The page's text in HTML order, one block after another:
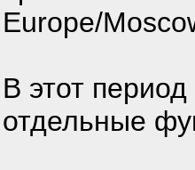
Europe/
В этот
отдельные
с